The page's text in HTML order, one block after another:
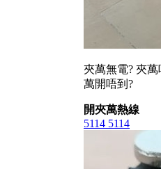
夾萬無電? 夾
萬開唔到?
開夾萬熱線
5114 5114